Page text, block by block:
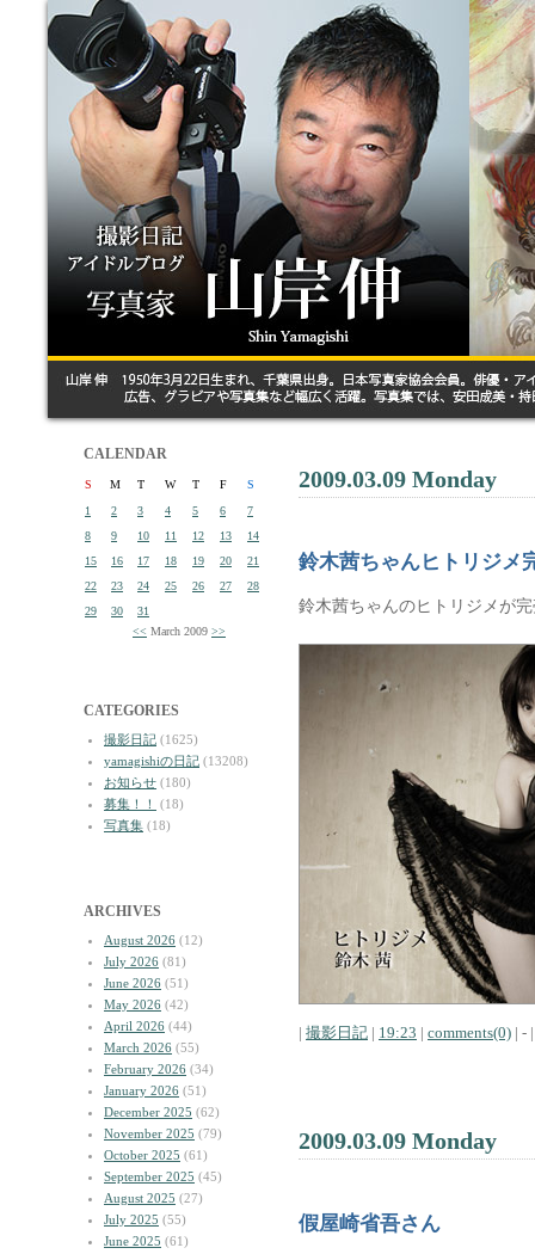
CALENDAR
S M T W T F
S
1
2 3 4 5 6
7
8
9 10 11 12 13
14
15
16 17 18 19 20
21
22
23 24 25 26 27
28
29
30
31
<< March 2009 >>
CATEGORIES
撮影日記 (1625)
yamagishiの日記 (13208)
お知らせ (180)
募集！！
(18)
写真集 (18)
ARCHIVES
August 2026 (12)
July 2026 (81)
June 2026 (51)
May 2026 (42)
April 2026 (44)
March 2026 (55)
February 2026 (34)
January 2026 (51)
December 2025 (62)
November 2025 (79)
October 2025 (61)
September 2025 (45)
August 2025 (27)
July 2025 (55)
June 2025 (61)
2009.03.09 Monday
鈴木茜ちゃんヒトリジメ
鈴木茜ちゃんのヒトリジメが
| 撮影日記 | 19:23 | comments(0) | - |
2009.03.09 Monday
假屋崎省吾さん